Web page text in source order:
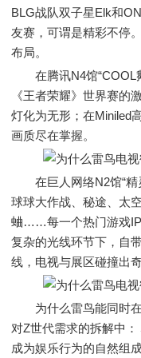
BLG战队双子星Elk和
友赛，可谓是精彩不停
布局。
在腾讯N4馆“COOL
《王者荣耀》世界赛的
灯化为无形；在Miniled
画质尽在掌握。
在巨人网络N2馆“精
球球大作战、秘途、太
蛐……每一个热门游戏IP
复杂的光线环节下，自
线，电视与展区碰撞出奇
为什么雷鸟能同时在
对Z世代需求的拆解中：
成为娱乐行为的自然组